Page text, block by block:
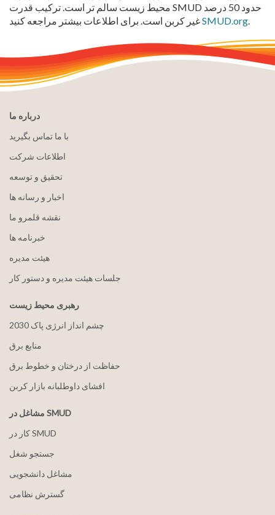
محیط زیست سالم تر است. ترکیب قدرت SMUD حدود 50 درصد
SMUD.org.
درباره ما
با ما تماس بگیرید
اطلاعات شرکت
تحقیق و توسعه
اخبار و رسانه ها
نقشه قلمرو ما
خبرنامه ها
هيئت مدیره
جلسات هیئت مدیره و دستور کار
رهبری محیط زیست
2030 چشم انداز انرژی پاک
منابع برق
حفاظت از درختان و خطوط برق
افشای داوطلبانه بازار کربن
مشاغل در SMUD
کار در SMUD
جستجو شغل
مشاغل دانشجویی
گسترش نظامی